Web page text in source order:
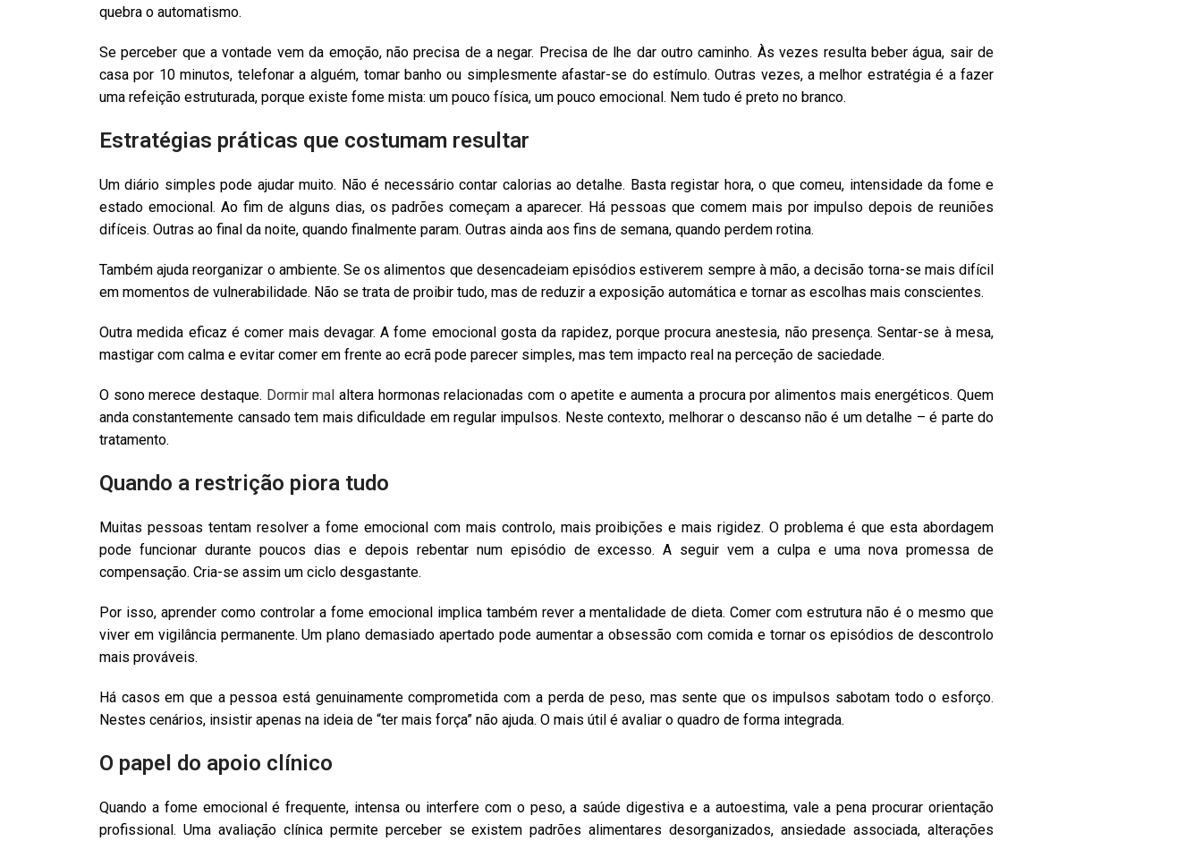
quebra o automatismo.
Se perceber que a vontade vem da emoção, não precisa de a negar. Precisa de lhe dar outro caminho. Às vezes resulta beber água, sair de
casa por 10 minutos, telefonar a alguém, tomar banho ou simplesmente afastar-se do estímulo. Outras vezes, a melhor estratégia é a fazer
uma refeição estruturada, porque existe fome mista: um pouco física, um pouco emocional. Nem tudo é preto no branco.
Estratégias práticas que costumam resultar
Um diário simples pode ajudar muito. Não é necessário contar calorias ao detalhe. Basta registar hora, o que comeu, intensidade da fome e
estado emocional. Ao fim de alguns dias, os padrões começam a aparecer. Há pessoas que comem mais por impulso depois de reuniões
difíceis. Outras ao final da noite, quando finalmente param. Outras ainda aos fins de semana, quando perdem rotina.
Também ajuda reorganizar o ambiente. Se os alimentos que desencadeiam episódios estiverem sempre à mão, a decisão torna-se mais difícil
em momentos de vulnerabilidade. Não se trata de proibir tudo, mas de reduzir a exposição automática e tornar as escolhas mais conscientes.
Outra medida eficaz é comer mais devagar. A fome emocional gosta da rapidez, porque procura anestesia, não presença. Sentar-se à mesa,
mastigar com calma e evitar comer em frente ao ecrã pode parecer simples, mas tem impacto real na perceção de saciedade.
O sono merece destaque. Dormir mal altera hormonas relacionadas com o apetite e aumenta a procura por alimentos mais energéticos. Quem
anda constantemente cansado tem mais dificuldade em regular impulsos. Neste contexto, melhorar o descanso não é um detalhe – é parte do
tratamento.
Quando a restrição piora tudo
Muitas pessoas tentam resolver a fome emocional com mais controlo, mais proibições e mais rigidez. O problema é que esta abordagem
pode funcionar durante poucos dias e depois rebentar num episódio de excesso. A seguir vem a culpa e uma nova promessa de
compensação. Cria-se assim um ciclo desgastante.
Por isso, aprender como controlar a fome emocional implica também rever a mentalidade de dieta. Comer com estrutura não é o mesmo que
viver em vigilância permanente. Um plano demasiado apertado pode aumentar a obsessão com comida e tornar os episódios de descontrolo
mais prováveis.
Há casos em que a pessoa está genuinamente comprometida com a perda de peso, mas sente que os impulsos sabotam todo o esforço.
Nestes cenários, insistir apenas na ideia de “ter mais força” não ajuda. O mais útil é avaliar o quadro de forma integrada.
O papel do apoio clínico
Quando a fome emocional é frequente, intensa ou interfere com o peso, a saúde digestiva e a autoestima, vale a pena procurar orientação
profissional. Uma avaliação clínica permite perceber se existem padrões alimentares desorganizados, ansiedade associada, alterações